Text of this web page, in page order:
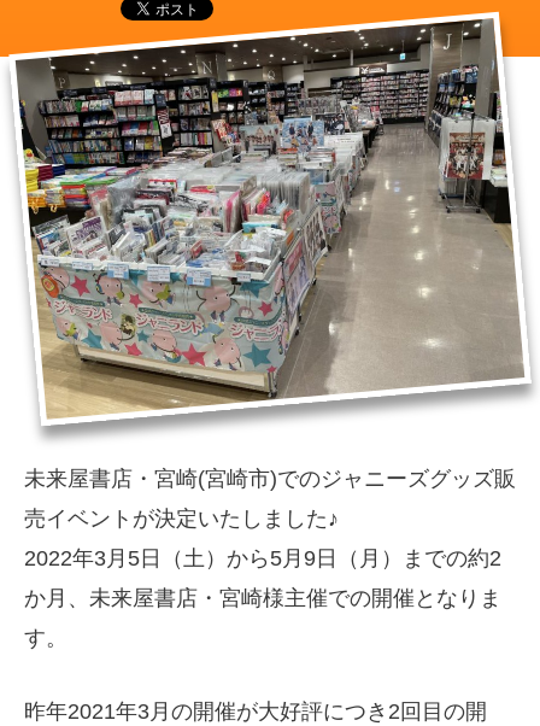
未来屋書店・宮崎(宮崎市)でのジャニーズグッズ販
売イベントが決定いたしました♪
2022年3月5日（土）から5月9日（月）までの約2
か月、未来屋書店・宮崎様主催での開催となりま
す。
昨年2021年3月の開催が大好評につき2回目の開